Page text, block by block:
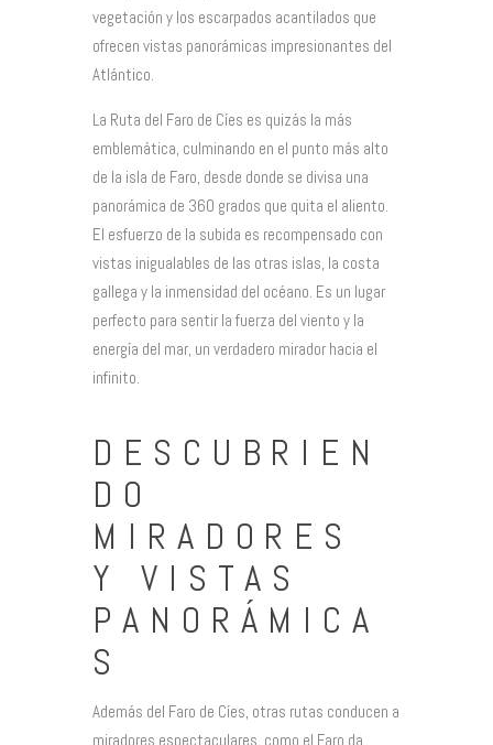
vegetación y los escarpados acantilados que
ofrecen vistas panorámicas impresionantes del
Atlántico.
La Ruta del Faro de Cíes es quizás la más
emblemática, culminando en el punto más alto
de la isla de Faro, desde donde se divisa una
panorámica de 360 grados que quita el aliento.
El esfuerzo de la subida es recompensado con
vistas inigualables de las otras islas, la costa
gallega y la inmensidad del océano. Es un lugar
perfecto para sentir la fuerza del viento y la
energía del mar, un verdadero mirador hacia el
infinito.
DESCUBRIEN
DO
MIRADORES
Y VISTAS
PANORÁMICA
S
Además del Faro de Cíes, otras rutas conducen a
miradores espectaculares, como el Faro da